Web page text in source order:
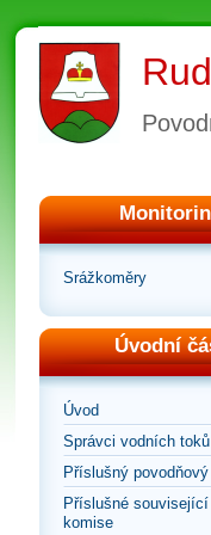
Srážkoměry
Úvodní
Úvod
Správci vodních toků
Příslušný
Příslušné
komise